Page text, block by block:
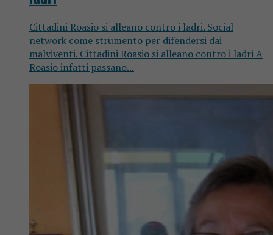
Cittadini Roasio si alleano contro i ladri. Social
network come strumento per difendersi dai
malviventi. Cittadini Roasio si alleano contro i ladri A
Roasio infatti passano...